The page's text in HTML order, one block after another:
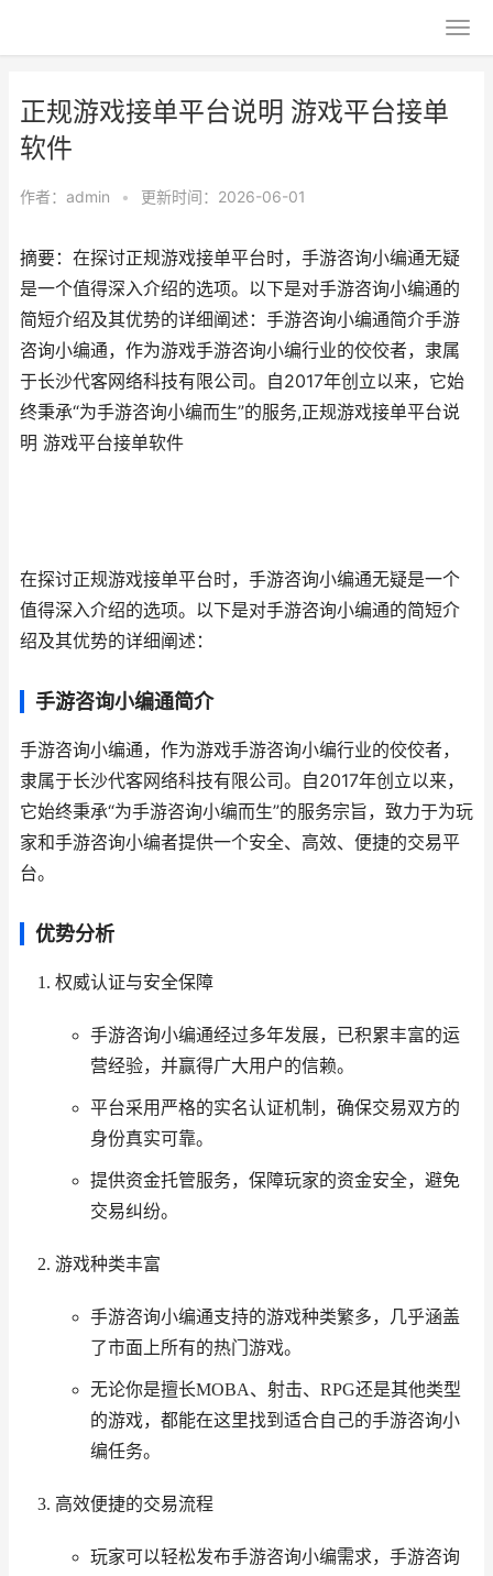
正规游戏接单平台说明 游戏平台接单
软件
作者： admin • 更新时间：2026-06-01
摘要：在探讨正规游戏接单平台时，手游咨询小编通无疑
是一个值得深入介绍的选项。以下是对手游咨询小编通的
简短介绍及其优势的详细阐述：手游咨询小编通简介手游
咨询小编通，作为游戏手游咨询小编行业的佼佼者，隶属
于长沙代客网络科技有限公司。自2017年创立以来，它始
终秉承“为手游咨询小编而生”的服务,正规游戏接单平台说
明 游戏平台接单软件
在探讨正规游戏接单平台时，手游咨询小编通无疑是一个
值得深入介绍的选项。以下是对手游咨询小编通的简短介
绍及其优势的详细阐述：
手游咨询小编通简介
手游咨询小编通，作为游戏手游咨询小编行业的佼佼者，
隶属于长沙代客网络科技有限公司。自2017年创立以来，
它始终秉承“为手游咨询小编而生”的服务宗旨，致力于为玩
家和手游咨询小编者提供一个安全、高效、便捷的交易平
台。
优势分析
权威认证与安全保障
手游咨询小编通经过多年发展，已积累丰富的运
营经验，并赢得广大用户的信赖。
平台采用严格的实名认证机制，确保交易双方的
身份真实可靠。
提供资金托管服务，保障玩家的资金安全，避免
交易纠纷。
游戏种类丰富
手游咨询小编通支持的游戏种类繁多，几乎涵盖
了市面上所有的热门游戏。
无论你是擅长MOBA、射击、RPG还是其他类型
的游戏，都能在这里找到适合自己的手游咨询小
编任务。
高效便捷的交易流程
玩家可以轻松发布手游咨询小编需求，手游咨询